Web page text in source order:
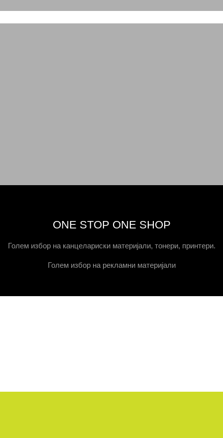
ONE STOP ONE SHOP
Голем избор на канцелариски материјали, тонери, принтери.
Голем избор на рекламни материјали